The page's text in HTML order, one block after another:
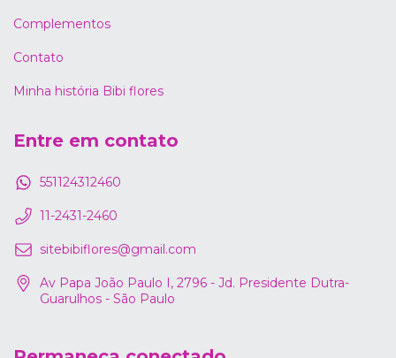
Complementos
Contato
Minha história Bibi flores
Entre em contato
551124312460
11-2431-2460
sitebibiflores@gmail.com
Av Papa João Paulo I, 2796 - Jd. Presidente Dutra-
Guarulhos - São Paulo